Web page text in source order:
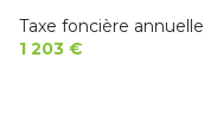
Taxe foncière annuelle
1 203 €